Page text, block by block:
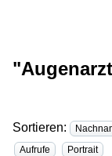
Sortieren:
Aufrufe
Portrait